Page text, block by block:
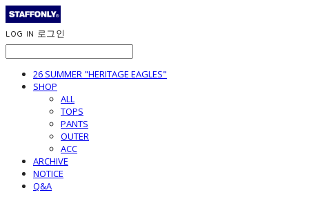
LOG IN 로그인
26 SUMMER "HERITAGE EAGLES"
SHOP
ALL
TOPS
PANTS
OUTER
ACC
ARCHIVE
NOTICE
Q&A